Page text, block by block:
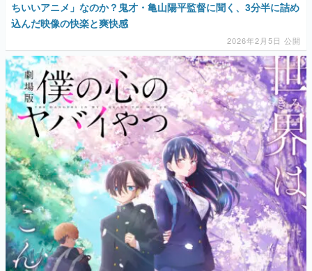
ちいいアニメ」なのか？鬼才・亀山陽平監督に聞く、3分半に詰め
込んだ映像の快楽と爽快感
2026年2月5日 公開